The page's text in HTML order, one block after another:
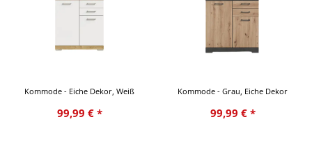
Kommode - Eiche Dekor, Weiß
99,99 € *
Kommode - Grau, Eiche Dekor
99,99 € *